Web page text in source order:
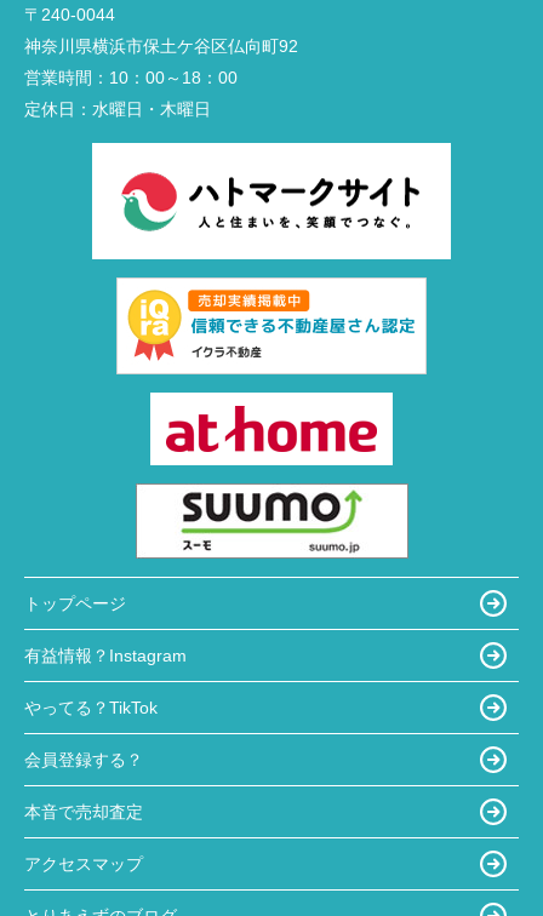
〒240-0044
神奈川県横浜市保土ケ谷区仏向町92
営業時間： 10：00～18：00
定休日： 水曜日・木曜日
トップページ
有益情報？Instagram
やってる？TikTok
会員登録する？
本音で売却査定
アクセスマップ